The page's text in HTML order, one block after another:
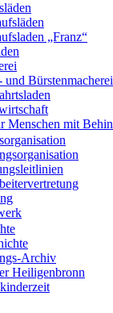
„Franz“
und Bürstenmacherei
Menschen mit
Archiv
Heiligenbronn